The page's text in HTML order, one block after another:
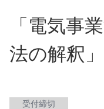
「電気事
法の解釈
受付締切